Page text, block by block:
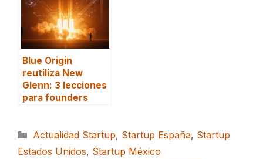
Blue Origin
reutiliza New
Glenn: 3 lecciones
para founders
Categorías
Actualidad Startup, Startup España, Startup
Estados Unidos, Startup México